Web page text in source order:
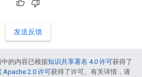
发送反馈
的内容已根据知识共享署名 4.0 许可获得了
Apache 2.0 许可获得了许可。有关详情，请